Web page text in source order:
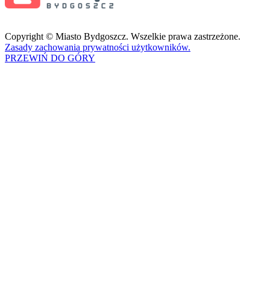
Copyright © Miasto Bydgoszcz. Wszelkie prawa zastrzeżone.
Zasady zachowania prywatności użytkowników.
PRZEWIŃ DO GÓRY